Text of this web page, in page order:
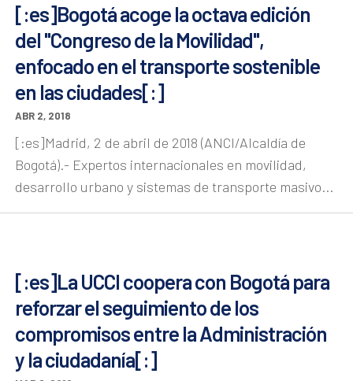
[:es]Bogotá acoge la octava edición
del "Congreso de la Movilidad",
enfocado en el transporte sostenible
en las ciudades[:]
ABR 2, 2018
[:es]Madrid, 2 de abril de 2018 (ANCI/Alcaldía de
Bogotá).- Expertos internacionales en movilidad,
desarrollo urbano y sistemas de transporte masivo...
[:es]La UCCI coopera con Bogotá para
reforzar el seguimiento de los
compromisos entre la Administración
y la ciudadanía[:]